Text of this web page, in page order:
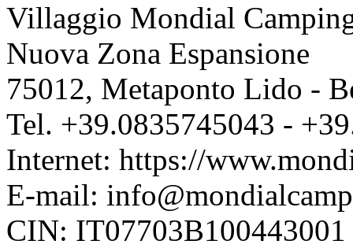
Villaggio Mondial
Nuova Zona Espansione
75012, Metaponto Lido -
Tel. +39.0835745043 -
Internet: https://
E-mail:
CIN: IT07703B100443001